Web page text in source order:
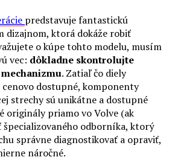
predstavuje fantastickú
dizajnom, ktorá dokáže robiť
o kúpe tohto modelu, musím
vec: dôkladne skontrolujte
. Zatiaľ čo diely
dostupné, komponenty
strechy sú unikátne a dostupné
originály priamo vo Volve (ak
špecializovaného odborníka, ktorý
správne diagnostikovať a opraviť,
náročné.